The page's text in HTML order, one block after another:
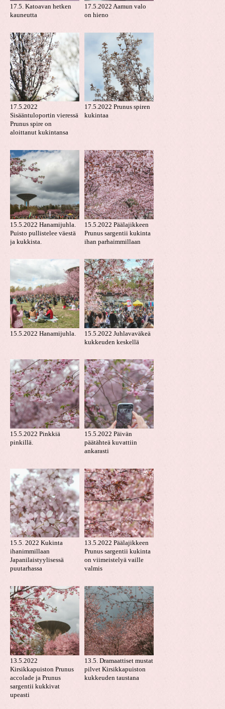
17.5. Katoavan hetken
kauneutta
17.5.2022 Aamun valo
on hieno
17.5.2022
Sisääntuloportin vieressä
Prunus spire on
aloittanut kukintansa
17.5.2022 Prunus spiren
kukintaa
15.5.2022 Hanamijuhla.
Puisto pullistelee väestä
ja kukkista.
15.5.2022 Päälajikkeen
Prunus sargentii kukinta
ihan parhaimmillaan
15.5.2022 Hanamijuhla.
15.5.2022 Juhlavaväkeä
kukkeuden keskellä
15.5.2022 Pinkkiä
pinkillä.
15.5.2022 Päivän
päätähteä kuvattiin
ankarasti
15.5. 2022 Kukinta
ihanimmillaan
Japanilaistyylisessä
puutarhassa
13.5.2022 Päälajikkeen
Prunus sargentii kukinta
on viimeistelyä vaille
valmis
13.5.2022
Kirsikkapuiston Prunus
accolade ja Prunus
sargentii kukkivat
upeasti
13.5. Dramaattiset mustat
pilvet Kirsikkapuiston
kukkeuden taustana